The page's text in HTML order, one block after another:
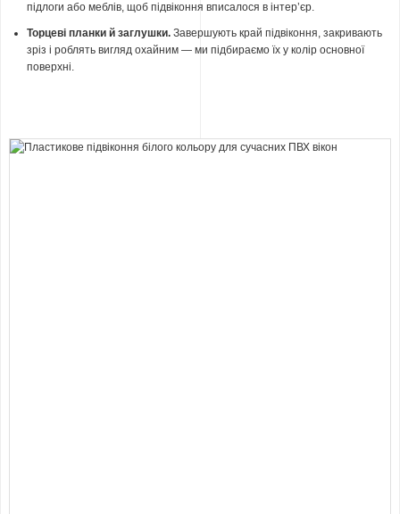
підлоги або меблів, щоб підвіконня вписалося в інтер’єр.
Торцеві планки й заглушки. Завершують край підвіконня, закривають
зріз і роблять вигляд охайним — ми підбираємо їх у колір основної
поверхні.